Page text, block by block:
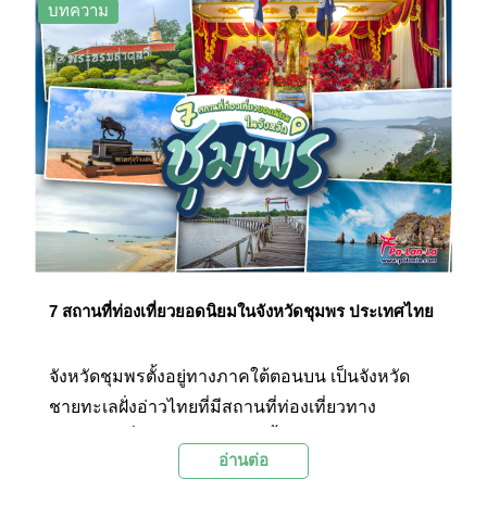
บทความ
7 สถานที่ท่องเที่ยวยอดนิยมในจังหวัดชุมพร ประเทศไทย
จังหวัดชุมพรตั้งอยู่ทางภาคใต้ตอนบน เป็นจังหวัด
ชายทะเลฝั่งอ่าวไทยที่มีสถานที่ท่องเที่ยวทาง
และป่าไม้หลายหลายประเภท อีกทั้งยังขึ้นชื่อเรื่อง
อ่านต่อ